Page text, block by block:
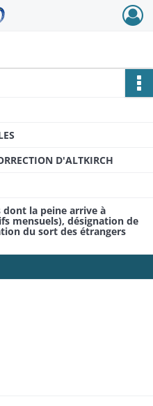
- Colmar
D'ALTKIRCH
dont la peine arrive à
mensuels), désignation de
du sort des étrangers